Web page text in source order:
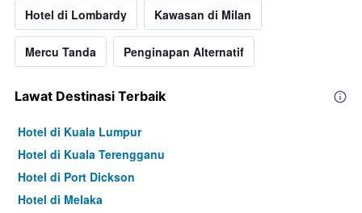
Hotel di Lombardy Kawasan di Milan
Mercu Tanda Penginapan Alternatif
Lawat Destinasi Terbaik
Hotel di Kuala Lumpur
Hotel di Kuala Terengganu
Hotel di Port Dickson
Hotel di Melaka